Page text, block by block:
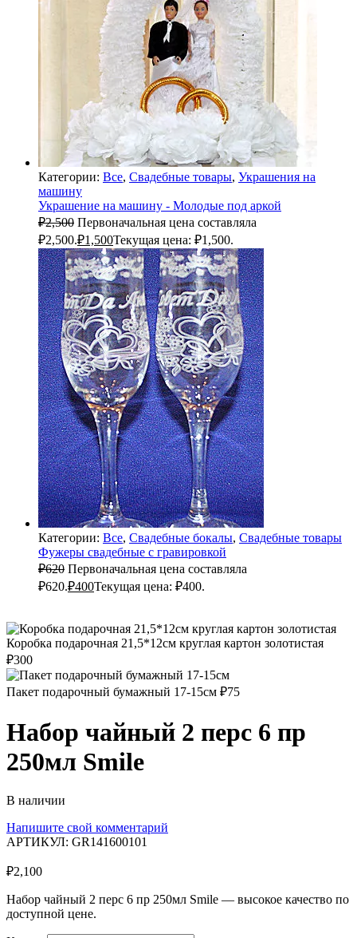
Категории: Все, Свадебные товары, Украшения на
машину
Украшение на машину - Молодые под аркой
₽2,500 Первоначальная цена составляла
₽2,500.₽1,500Текущая цена: ₽1,500.
Категории: Все, Свадебные бокалы, Свадебные товары
Фужеры свадебные с гравировкой
₽620 Первоначальная цена составляла
₽620.₽400Текущая цена: ₽400.
Коробка подарочная 21,5*12см круглая картон золотистая
₽300
Пакет подарочный бумажный 17-15см ₽75
Набор чайный 2 перс 6 пр
250мл Smile
В наличии
Напишите свой комментарий
АРТИКУЛ: GR141600101
₽2,100
Набор чайный 2 перс 6 пр 250мл Smile — высокое качество по
доступной цене.